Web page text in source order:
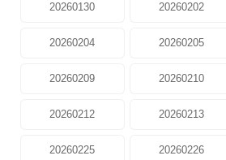
20260130 20260202
20260204 20260205
20260209 20260210
20260212 20260213
20260225 20260226